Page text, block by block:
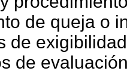
de queja o
de
de